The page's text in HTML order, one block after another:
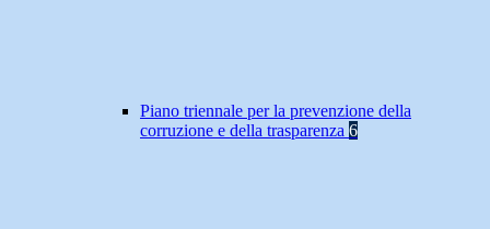
Piano triennale per la prevenzione della
corruzione e della trasparenza 6